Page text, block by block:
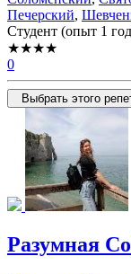
Печерский,
Cтудент (опыт 1
★★★★
0
Выбрать этого
Разумная